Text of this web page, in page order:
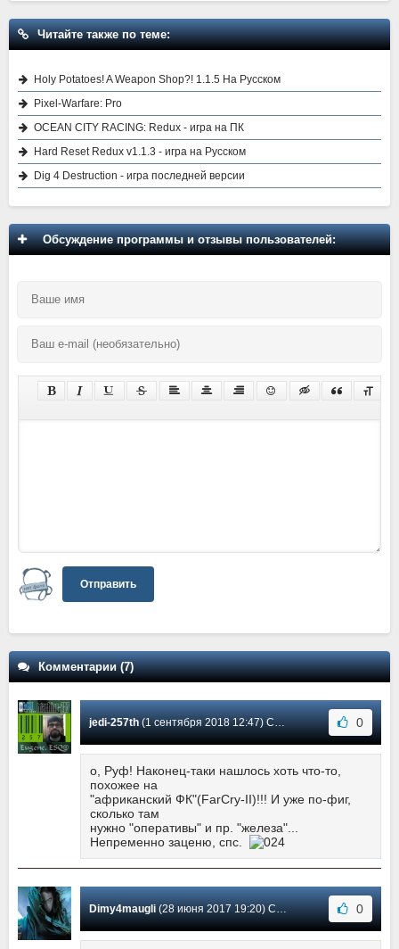
Читайте также по теме:
Holy Potatoes! A Weapon Shop?! 1.1.5 На Русском
Pixel-Warfare: Pro
OCEAN CITY RACING: Redux - игра на ПК
Hard Reset Redux v1.1.3 - игра на Русском
Dig 4 Destruction - игра последней версии
Обсуждение программы и отзывы пользователей:
Отправить
Комментарии (7)
jedi-257th(1 сентября 2018 12:47) Сообщение #7 0
о, Руф! Наконец-таки нашлось хоть что-то,
похожее на
"африканский ФК"(FarCry-II)!!! И уже по-фиг,
сколько там
нужно "оперативы" и пр. "железа"...
Непременно заценю, спс.
Dimy4maugli(28 июня 2017 19:20) Сообщение #6 0